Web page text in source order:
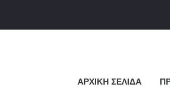
ΑΡΧΙΚΉ ΣΕΛΊΔΑ